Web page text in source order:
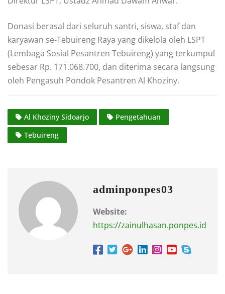
Donasi berasal dari seluruh santri, siswa, staf dan
karyawan se-Tebuireng Raya yang dikelola oleh LSPT
(Lembaga Sosial Pesantren Tebuireng) yang terkumpul
sebesar Rp. 171.068.700, dan diterima secara langsung
oleh Pengasuh Pondok Pesantren Al Khoziny.
Al Khoziny Sidoarjo
Pengetahuan
Tebuireng
adminponpes03
Website:
https://zainulhasan.ponpes.id